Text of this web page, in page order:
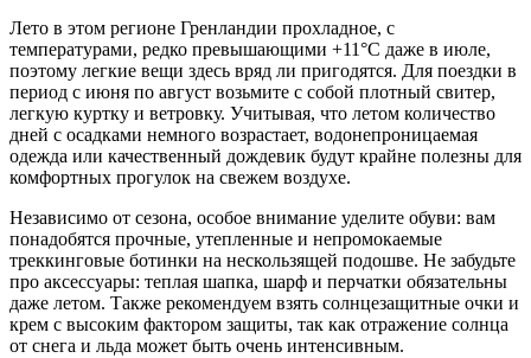
Лето в этом регионе Гренландии прохладное, с
температурами, редко превышающими +11°C даже в июле,
поэтому легкие вещи здесь вряд ли пригодятся. Для поездки в
период с июня по август возьмите с собой плотный свитер,
легкую куртку и ветровку. Учитывая, что летом количество
дней с осадками немного возрастает, водонепроницаемая
одежда или качественный дождевик будут крайне полезны для
комфортных прогулок на свежем воздухе.
Независимо от сезона, особое внимание уделите обуви: вам
понадобятся прочные, утепленные и непромокаемые
треккинговые ботинки на нескользящей подошве. Не забудьте
про аксессуары: теплая шапка, шарф и перчатки обязательны
даже летом. Также рекомендуем взять солнцезащитные очки и
крем с высоким фактором защиты, так как отражение солнца
от снега и льда может быть очень интенсивным.